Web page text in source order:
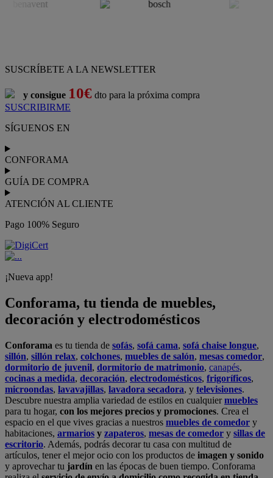
SUSCRÍBETE A LA NEWSLETTER
y consigue 10€ dto para la próxima compra
SUSCRIBIRME
SÍGUENOS EN
CONFORAMA
GUÍA DE COMPRA
ATENCIÓN AL CLIENTE
Pago 100% Seguro
¡Nueva app!
Conforama, tu tienda de muebles,
decoración y electrodomésticos
Conforama es tu tienda de sofás, sofá cama, sofá chaise longue,
sillón, sillón relax, colchones, muebles de salón, mesas comedor,
dormitorio de juvenil, dormitorio de matrimonio, canapés,
cocinas a medida, decoración, electrodomésticos, frigoríficos,
microondas, lavavajillas, lavadora secadora, y televisiones.
Descubre nuestra amplia variedad de estilos en cualquiermuebles
para tu hogar, con los mejores precios y promociones. Crea el
espacio en el que vives gracias a nuestros muebles de comedor y
habitaciones, armarios y zapateros, mesas de comedor y sillas de
escritorio. Además, podrás decorar tu casa con multitud de
artículos, tener el mejor ocio con los productos de imagen y sonido
y aprovechar tu jardín en las épocas de buen tiempo. Conforama